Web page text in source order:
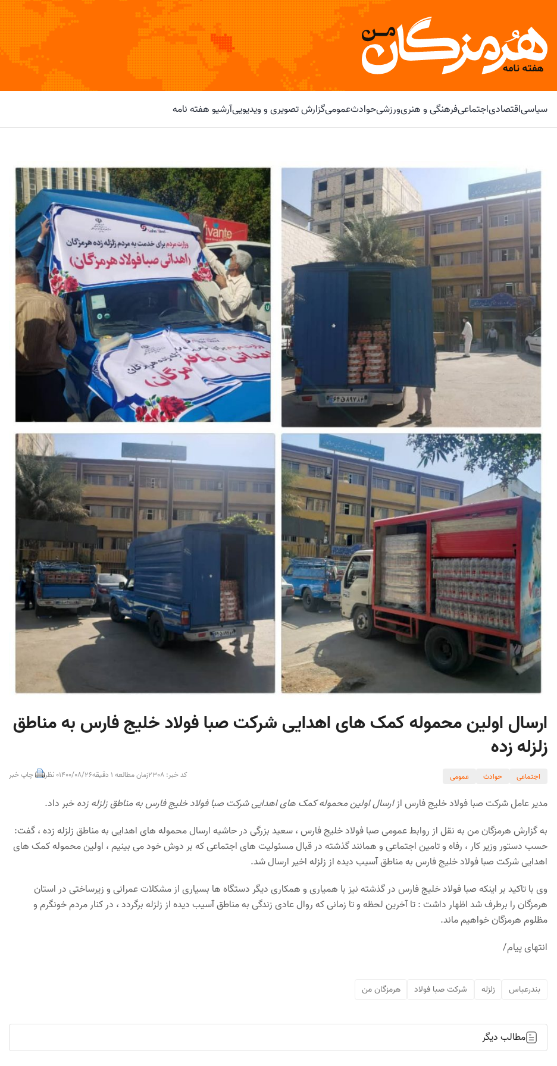
سیاسیاقتصادیاجتماعیفرهنگی و هنریورزشیحوادثعمومیگزارش تصویری و ویدیوییآرشیو هفته نامه
ارسال اولین محموله کمک های اهدایی شرکت صبا فولاد خلیج فارس به مناطق
زلزله زده
اجتماعی حوادث عمومی کد خبر: 2308 زمان مطالعه 1 دقیقه 1400/08/260 نظر چاپ خبر
مدیر عامل شرکت صبا فولاد خلیج فارس ازارسال اولین محموله کمک های اهدایی شرکت صبا فولاد خلیج فارس به مناطق زلزله زدهخبر داد.
به گزارش هرمزگان من به نقل از روابط عمومی صبا فولاد خلیج فارس ، سعید بزرگی در حاشیه ارسال محموله های اهدایی به مناطق زلزله زده ، گفت:
حسب دستور وزیر کار ، رفاه و تامین اجتماعی و همانند گذشته در قبال مسئولیت های اجتماعی که بر دوش خود می بینیم ، اولین محموله کمک های
اهدایی شرکت صبا فولاد خلیج فارس به مناطق آسیب دیده از زلزله اخیر ارسال شد.
وی با تاکید بر اینکه صبا فولاد خلیج فارس در گذشته نیز با همیاری و همکاری دیگر دستگاه ها بسیاری از مشکلات عمرانی و زیرساختی در استان
هرمزگان را برطرف شد اظهار داشت : تا آخرین لحظه و تا زمانی که روال عادی زندگی به مناطق آسیب دیده از زلزله برگردد ، در کنار مردم خونگرم و
مظلوم هرمزگان خواهیم ماند.
انتهای پیام/
بندرعباس زلزله شرکت صبا فولاد هرمزگان من
مطالب دیگر